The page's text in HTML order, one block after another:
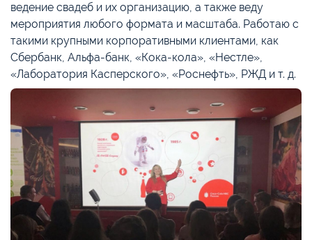
ведение свадеб и их организацию, а также веду
мероприятия любого формата и масштаба. Работаю с
такими крупными корпоративными клиентами, как
Сбербанк, Альфа-банк, «Кока-кола», «Нестле»,
«Лаборатория Касперского», «Роснефть», РЖД и т. д.